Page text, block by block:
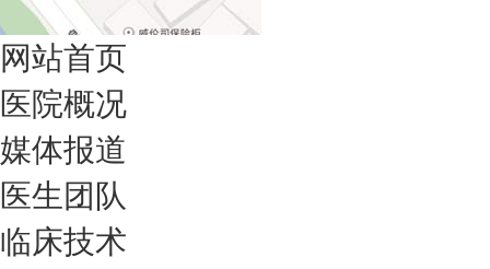
网站首页
医院概况
媒体报道
医生团队
临床技术